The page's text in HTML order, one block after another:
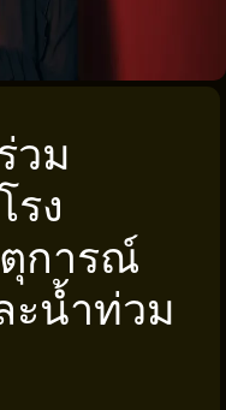
วม
รง
การณ์
ะน้ำท่วม